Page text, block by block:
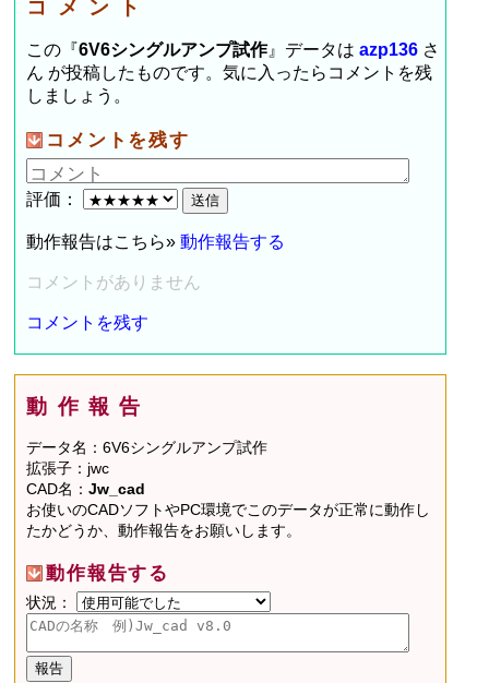
コメント
この『6V6シングルアンプ試作』データはazp136 さ
ん が投稿したものです。気に入ったらコメントを残
しましょう。
コメントを残す
評価：
動作報告はこちら»動作報告する
コメントがありません
コメントを残す
動作報告
データ名：6V6シングルアンプ試作
拡張子：jwc
CAD名：Jw_cad
お使いのCADソフトやPC環境でこのデータが正常に動作し
たかどうか、動作報告をお願いします。
動作報告する
状況：